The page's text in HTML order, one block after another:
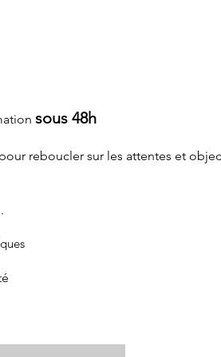
sous 48h
reboucler sur les attentes et